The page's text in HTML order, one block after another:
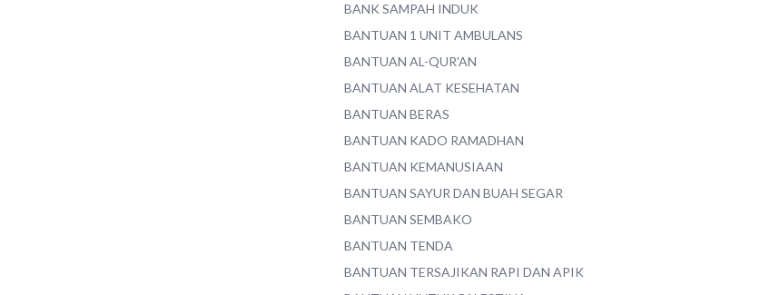
BANK SAMPAH INDUK
BANTUAN 1 UNIT AMBULANS
BANTUAN AL-QUR'AN
BANTUAN ALAT KESEHATAN
BANTUAN BERAS
BANTUAN KADO RAMADHAN
BANTUAN KEMANUSIAAN
BANTUAN SAYUR DAN BUAH SEGAR
BANTUAN SEMBAKO
BANTUAN TENDA
BANTUAN TERSAJIKAN RAPI DAN APIK